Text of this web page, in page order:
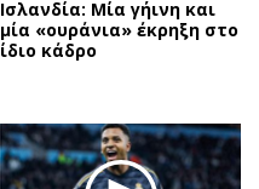
Ισλανδία: Μία γήινη και
μία «ουράνια» έκρηξη στο
ίδιο κάδρο